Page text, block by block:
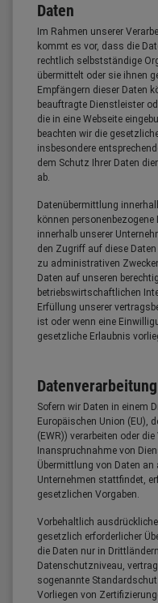
Daten
Im Rahmen unserer
kommt es vor, dass die
rechtlich selbstständige
übermittelt oder sie ihnen
Empfängern dieser Daten
beauftragte Dienstleister
die in eine Webseite
beachten wir die
insbesondere
dem Schutz Ihrer Daten
ab.
Datenübermittlung
können
innerhalb unserer
den Zugriff auf diese
zu administrativen
Daten auf unseren
betriebswirtschaftlichen
Erfüllung unserer
ist oder wenn eine
gesetzliche Erlaubnis
Sofern wir Daten in einem
Europäischen Union (EU),
(EWR)) verarbeiten oder
Inanspruchnahme von
Übermittlung von Daten an
Unternehmen stattfindet,
gesetzlichen Vorgaben.
Vorbehaltlich
gesetzlich erforderlicher
die Daten nur in
Datenschutzniveau,
sogenannte
Vorliegen von